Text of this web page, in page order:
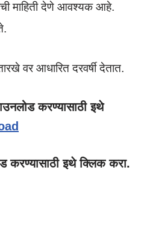
माहिती देणे आवश्यक आहे.
वर आधारित दरवर्षी देतात.
करण्यासाठी इथे
करण्यासाठी इथे क्लिक करा.